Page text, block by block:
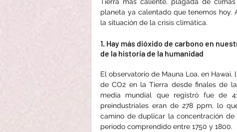
Tierra más caliente, plagada de
planeta ya calentado que tenemos hoy.
la situación de la crisis climática.
1. Hay más dióxido de carbono en
de la historia de la humanidad
El observatorio de Mauna Loa, en
de CO2 en la Tierra desde finales de
media mundial que registró fue de
preindustriales eran de 278 ppm, lo
camino de duplicar la concentración
periodo comprendido entre 1750 y 1800.